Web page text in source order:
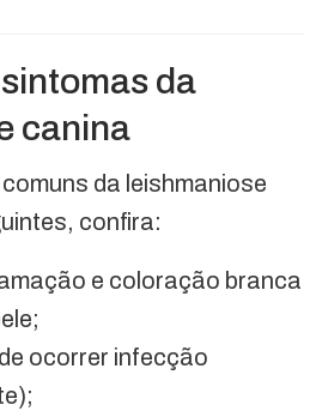
da
canina
da leishmaniose
confira:
e coloração branca
ocorrer infecção